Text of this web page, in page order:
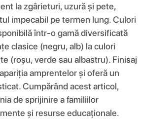
la zgârieturi, uzură și pete,
impecabil pe termen lung. Culori
într-o gamă diversificată
clasice (negru, alb) la culori
(roșu, verde sau albastru). Finisaj
amprentelor și oferă un
Cumpărând acest articol,
de sprijinire a familiilor
și resurse educaționale.